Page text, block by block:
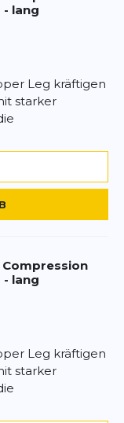
- lang
Leg kräftigen
starker
Compression
- lang
Leg kräftigen
starker